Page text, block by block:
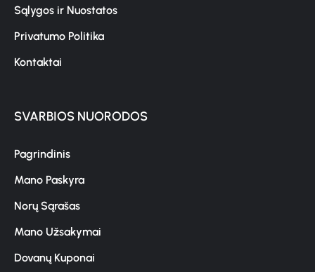
Sąlygos ir Nuostatos
Privatumo Politika
Kontaktai
SVARBIOS NUORODOS
Pagrindinis
Mano Paskyra
Norų Sąrašas
Mano Užsakymai
Dovanų Kuponai